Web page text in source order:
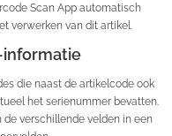
Scan App automatisch
verwerken van dit artikel.
informatie
die naast de artikelcode ook
het serienummer bevatten.
verschillende velden in een